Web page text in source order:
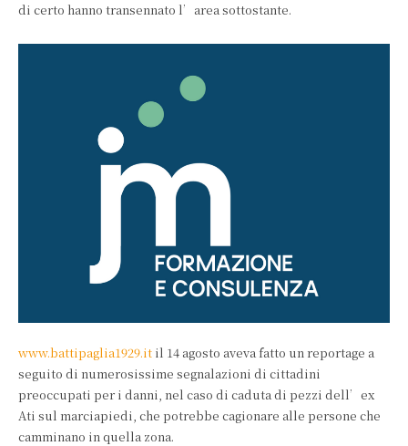
di certo hanno transennato l’area sottostante.
www.battipaglia1929.it il 14 agosto aveva fatto un reportage a
seguito di numerosissime segnalazioni di cittadini
preoccupati per i danni, nel caso di caduta di pezzi dell’ex
Ati sul marciapiedi, che potrebbe cagionare alle persone che
camminano in quella zona.